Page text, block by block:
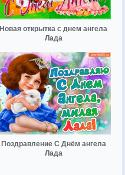
Новая открытка с днем ангела
Лада
Поздравление С Днём ангела
Лада